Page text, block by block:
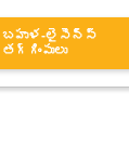
బహుళ-లైసెన్స్
తగ్గింపులు